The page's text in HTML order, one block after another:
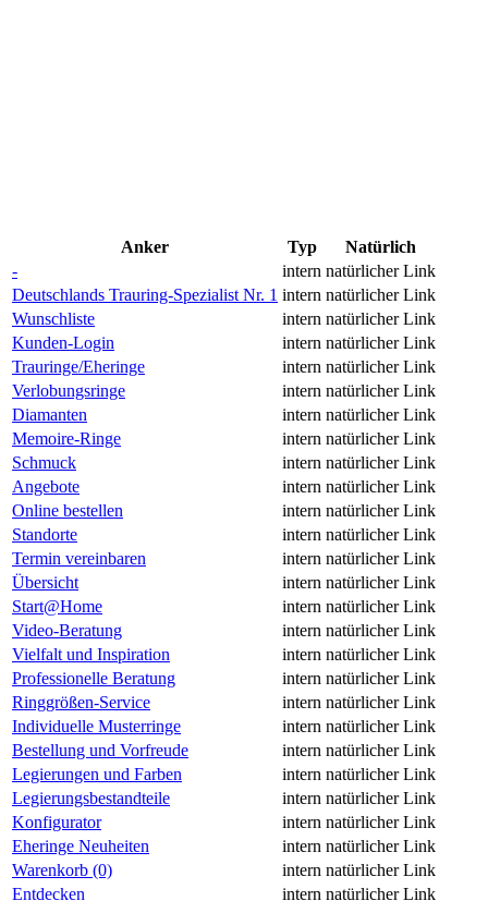
Anker Typ
Natürlich
-
intern natürlicher Link
Deutschlands Trauring-Spezialist Nr. 1 intern natürlicher Link
Wunschliste
intern natürlicher Link
Kunden-Login
intern natürlicher Link
Trauringe/Eheringe
intern natürlicher Link
Verlobungsringe
intern natürlicher Link
Diamanten
intern natürlicher Link
Memoire-Ringe
intern natürlicher Link
Schmuck
intern natürlicher Link
Angebote
intern natürlicher Link
Online bestellen
intern natürlicher Link
Standorte
intern natürlicher Link
Termin vereinbaren
intern natürlicher Link
Übersicht
intern natürlicher Link
Start@Home
intern natürlicher Link
Video-Beratung
intern natürlicher Link
Vielfalt und Inspiration
intern natürlicher Link
Professionelle Beratung
intern natürlicher Link
Ringgrößen-Service
intern natürlicher Link
Individuelle Musterringe
intern natürlicher Link
Bestellung und Vorfreude
intern natürlicher Link
Legierungen und Farben
intern natürlicher Link
Legierungsbestandteile
intern natürlicher Link
Konfigurator
intern natürlicher Link
Eheringe Neuheiten
intern natürlicher Link
Warenkorb (0)
intern natürlicher Link
Entdecken
intern natürlicher Link